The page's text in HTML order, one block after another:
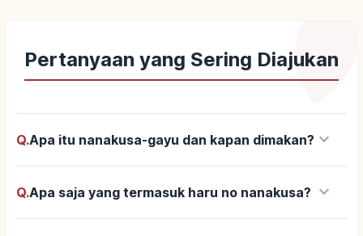
Pertanyaan yang Sering Diajukan
Q.Apa itu nanakusa-gayu dan kapan dimakan? keyboard_arrow_down
Q.Apa saja yang termasuk haru no nanakusa? keyboard_arrow_down